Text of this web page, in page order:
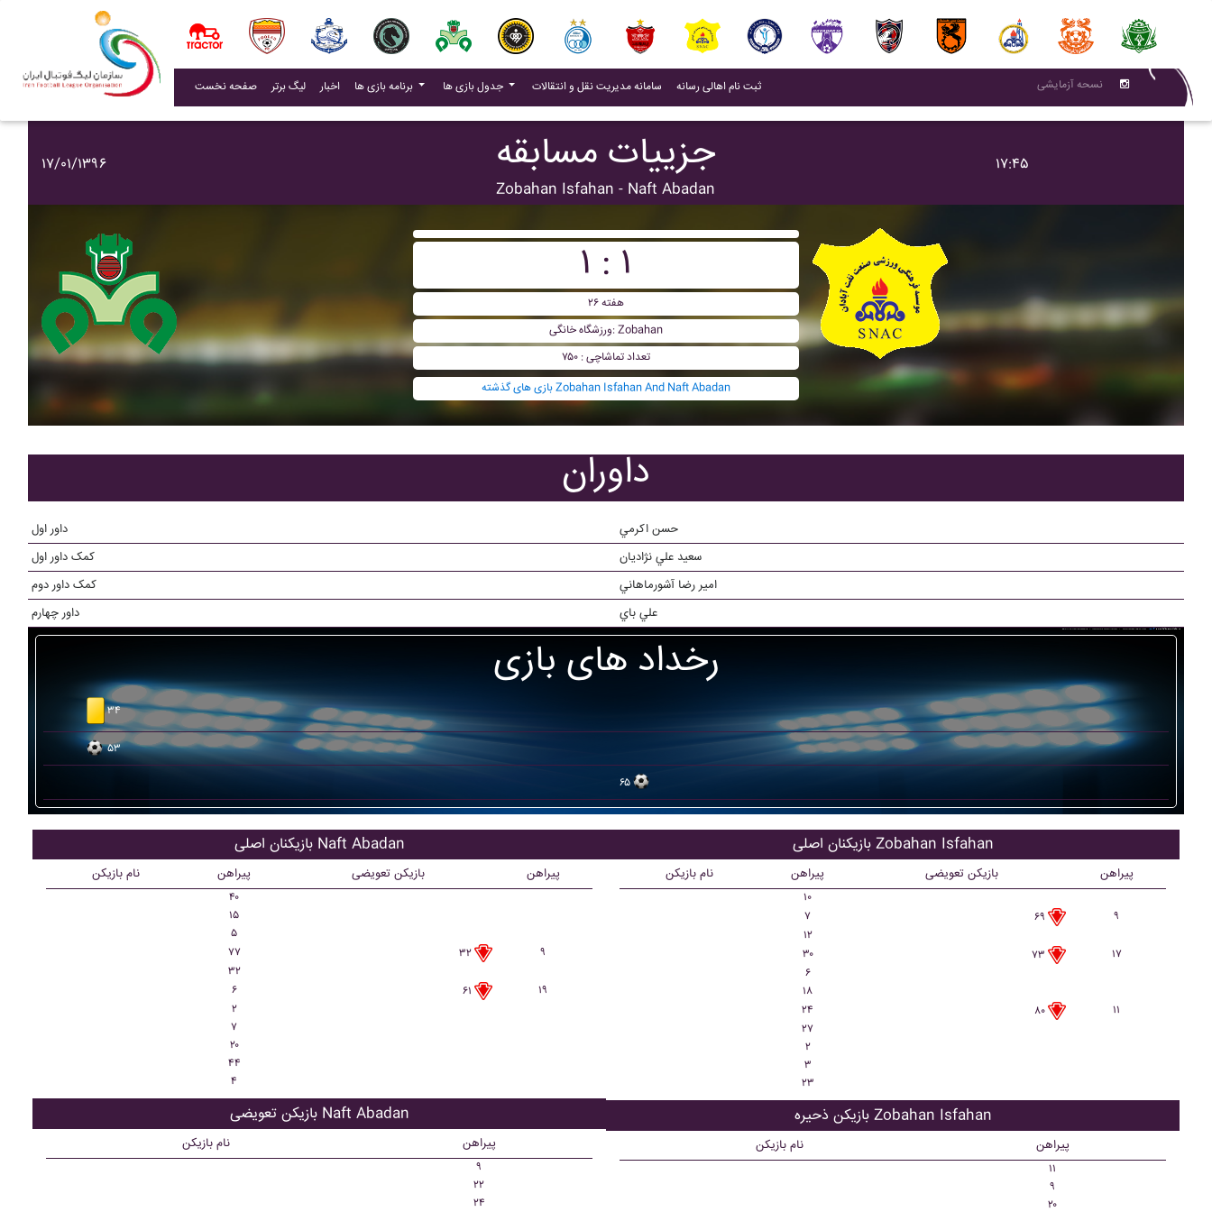
صفحه نخست لیگ برتر اخبار(current) برنامه بازی ها جدول بازی ها سامانه مدیریت نقل و انتقالات (current)
ثبت نام اهالی رسانه(current) نسحه آزمایشی
۱۷/۰۱/۱۳۹۶ جزییات مسابقه
Zobahan Isfahan - Naft Abadan
۱۷:۴۵
۱ : ۱
هفته ۲۶
ورزشگاه خانگی: Zobahan
تعداد تماشاچی : ۷۵۰
بازی های گذشته Zobahan Isfahan And Naft Abadan
داوران
داور اول
حسن اکرمي
کمک داور اول
سعيد علي نژاديان
کمک داور دوم
امير رضا آشورماهاني
داور چهارم
علي باي
رخداد های بازی
۳۴
۵۳
۶۵
بازیکنان اصلی Naft Abadan
نام بازیکن پیراهن بازیکن تعویضی پیراهن
۴۰
۱۵
۵
۷۷
۳۲
۹
۳۲
۶
۶۱
۱۹
۲
۷
۲۰
۴۴
۴
بازیکن تعویضی Naft Abadan
نام بازیکن پیراهن
۹
۲۲
۲۴
بازیکنان اصلی Zobahan Isfahan
نام بازیکن پیراهن بازیکن تعویضی پیراهن
۱۰
۷
۶۹
۹
۱۲
۳۰
۷۳
۱۷
۶
۱۸
۲۴
۸۰
۱۱
۲۷
۲
۳
۲۳
بازیکن ذحیره Zobahan Isfahan
نام بازیکن پیراهن
۱۱
۹
۲۰